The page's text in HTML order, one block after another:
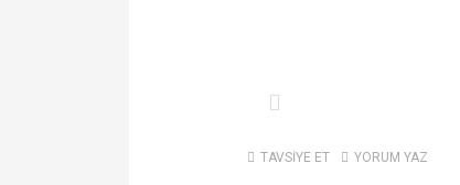
TAVSİYE ET YORUM YAZ